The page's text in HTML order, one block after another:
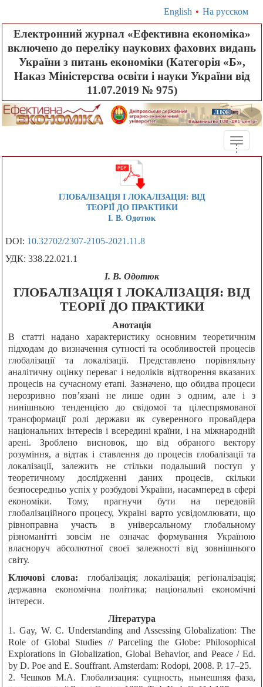
English • На русском
Електронний журнал «Ефективна економіка»
включено до переліку наукових фахових видань
України з питань економіки (Категорія «Б»,
Наказ Міністерства освіти і науки України від
11.07.2019 № 975)
Toggle
...
ГЛОБАЛІЗАЦІЯ І ЛОКАЛІЗАЦІЯ: ВІД
ТЕОРІЇ ДО ПРАКТИКИ
І. В. Одотюк
DOI: 10.32702/2307-2105-2021.11.8
УДК: 338.22.021.1
І. В. Одотюк
ГЛОБАЛІЗАЦІЯ І ЛОКАЛІЗАЦІЯ: ВІД
ТЕОРІЇ ДО ПРАКТИКИ
Анотація
В статті надано характеристику основним теоретичним
підходам до визначення сутності та особливостей процесів
глобалізації та локалізації. Представлено порівняльну
аналітичну оцінку переваг і недоліків відтворення вказаних
процесів на сучасному етапі. Зазначено, що обидва процеси
нерозривно пов’язані не лише один з одним, але і з
нинішньою тенденцією до свідомої та цілеспрямованої
трансформації ролі держави як суверенного провайдера
національних інтересів і всередині країни, і на міжнародній
арені. Зроблено висновок, що від обраного вектору
розуміння, а відтак і ставлення до процесів глобалізації та
локалізації, залежить не стільки подальший поступ у
теоретичному дослідженні даних процесів, скільки
безпосередньо успіх у розбудові України, насамперед в сфері
економіки. Тому, прагнучи бути на передовій
глобалізаційного процесу, Україні варто усвідомлювати, що
рівноправна участь в універсальному глобальному
різноманітті зовсім не означає формування Україною
власноруч абсолютної своєї залежності від зовнішнього
світу.
Ключові слова:
глобалізація; локалізація; регіоналізація;
державна економічна політика; національні економічні
інтереси.
Література
1. Gay, W. C. Understanding and Assessing Globalization: The
Role of Global Studies // Parceling the Globe: Philosophical
Explorations in Globalization, Global Behavior, and Peace / Ed.
by D. Poe and E. Souffrant. Amsterdam: Rodopi, 2008. P. 17–25.
2. Чешков М.А. Глобализация: сущность, нынешняя фаза,